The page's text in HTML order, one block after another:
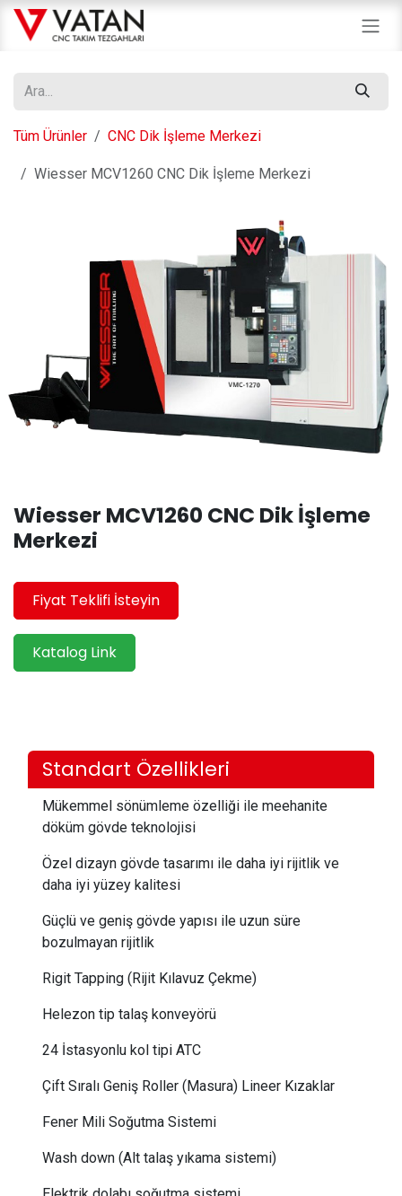
İçereği Atla
Tüm Ürünler CNC Dik İşleme Merkezi
Wiesser MCV1260 CNC Dik İşleme Merkezi
Wiesser MCV1260 CNC Dik İşleme
Merkezi
Fiyat Teklifi İsteyin
Katalog Link
Standart Özellikleri
Mükemmel sönümleme özelliği ile meehanite
döküm gövde teknolojisi
Özel dizayn gövde tasarımı ile daha iyi rijitlik ve
daha iyi yüzey kalitesi
Güçlü ve geniş gövde yapısı ile uzun süre
bozulmayan rijitlik
Rigit Tapping (Rijit Kılavuz Çekme)
Helezon tip talaş konveyörü
24 İstasyonlu kol tipi ATC
Çift Sıralı Geniş Roller (Masura) Lineer Kızaklar
Fener Mili Soğutma Sistemi
Wash down (Alt talaş yıkama sistemi)